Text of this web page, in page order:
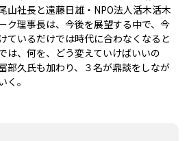
山社長と遠藤日雄・NPO法人活木活木
ク理事長は、今後を展望する中で、今
ているだけでは時代に合わなくなると
は、何を、どう変えていけばいいの
部久氏も加わり、３名が鼎談をしなが
。